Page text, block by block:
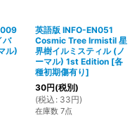
バ
ル)
英語版 INFO-EN051
Cosmic Tree Irmistil 星
界樹イルミスティル (ノ
ーマル) 1st Edition [各
種初期傷有り]
30円(税別)
(税込 : 33円)
在庫数 7点